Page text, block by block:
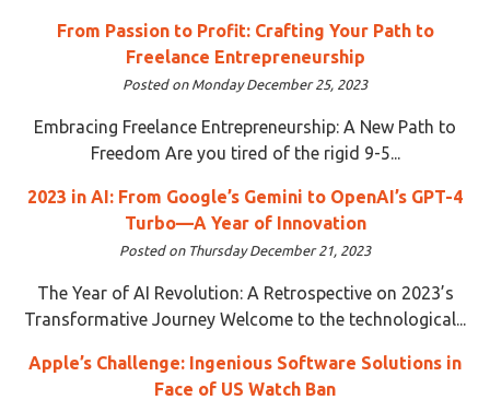
From Passion to Profit: Crafting Your Path to
Freelance Entrepreneurship
Posted on Monday December 25, 2023
Embracing Freelance Entrepreneurship: A New Path to
Freedom Are you tired of the rigid 9-5...
2023 in AI: From Google’s Gemini to OpenAI’s GPT-4
Turbo—A Year of Innovation
Posted on Thursday December 21, 2023
The Year of AI Revolution: A Retrospective on 2023’s
Transformative Journey Welcome to the technological...
Apple’s Challenge: Ingenious Software Solutions in
Face of US Watch Ban